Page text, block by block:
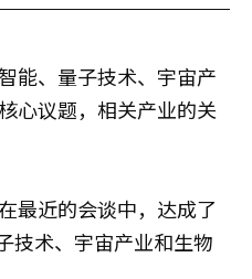
能、量子技术、宇宙产
心议题，相关产业的关
最近的会谈中，达成了
技术、宇宙产业和生物